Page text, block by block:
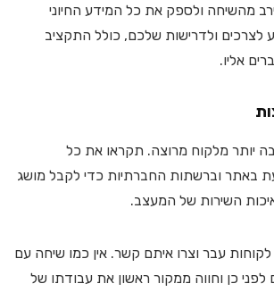
מהשיחה ולספק את כל המידע החיוני
לצרכים ולדרישות שלכם, כולל התקציב
אליו.
יותר מלקוח מרוצה. תקראו את כל
באתר וברשתות החברתיות כדי לקבל מושג
השירות של המעצב.
עבר וצרו איתם קשר. אין כמו שיחה עם
כן וחווה ממקור ראשון את עבודתו של